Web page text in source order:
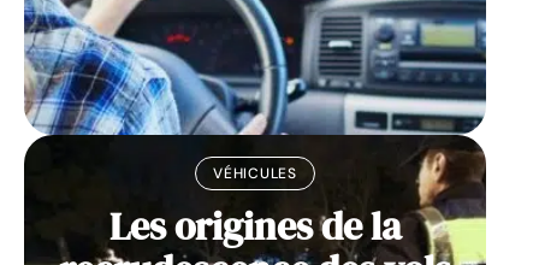
VÉHICULES
Les origines de la